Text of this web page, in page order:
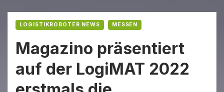
LOGISTIKROBOTER NEWS MESSEN
Magazino präsentiert
auf der LogiMAT 2022